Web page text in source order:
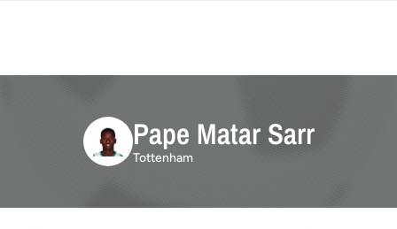
Pape Matar Sarr
Tottenham